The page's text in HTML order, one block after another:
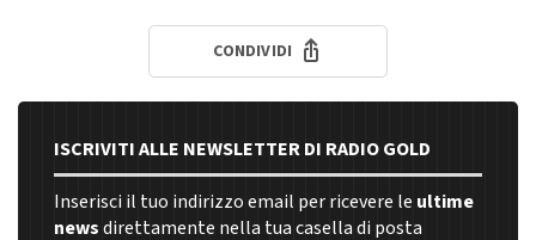
CONDIVIDI
ISCRIVITI ALLE NEWSLETTER DI RADIO GOLD
Inserisci il tuo indirizzo email per ricevere le ultime
newsdirettamente nella tua casella di posta